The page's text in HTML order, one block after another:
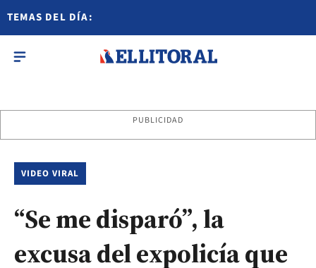
TEMAS DEL DÍA:
PUBLICIDAD
VIDEO VIRAL
“Se me disparó”, la
excusa del expolicía que